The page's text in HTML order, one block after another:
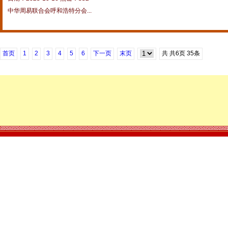
中华周易联合会呼和浩特分会...
首页 1 2 3 4 5 6 下一页 末页 共 共6页 35条